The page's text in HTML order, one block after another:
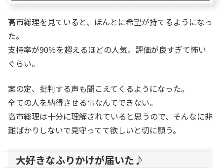
高市総理を見ていると、ほんとに希望が持てるようになっ
た。
支持率が90％を超えるほどの人気。評価が良すぎて怖い
ぐらい。
案の定、批判する声も聞こえてくるようになった。
全ての人を納得させる事なんてできない。
高市総理は十分に理解されていると思うので、そんなに非
難ばかりしないで見守ってて欲しいと切に願う。
大好きなふりかけが届いた♪